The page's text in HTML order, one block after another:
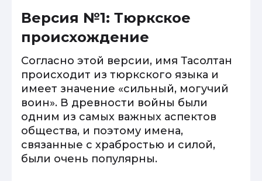
Версия №1: Тюркское
происхождение
Согласно этой версии, имя Тасолтан
происходит из тюркского языка и
имеет значение «сильный, могучий
воин». В древности войны были
одним из самых важных аспектов
общества, и поэтому имена,
связанные с храбростью и силой,
были очень популярны.